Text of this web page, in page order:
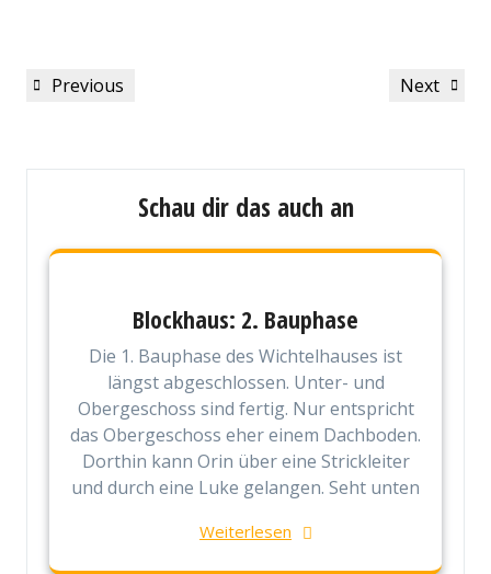
Beitragsnavigation
Previous
Previous
Next
Next
Schau dir das auch an
Blockhaus: 2. Bauphase
Die 1. Bauphase des Wichtelhauses ist
längst abgeschlossen. Unter- und
Obergeschoss sind fertig. Nur entspricht
das Obergeschoss eher einem Dachboden.
Dorthin kann Orin über eine Strickleiter
und durch eine Luke gelangen. Seht unten
Weiterlesen